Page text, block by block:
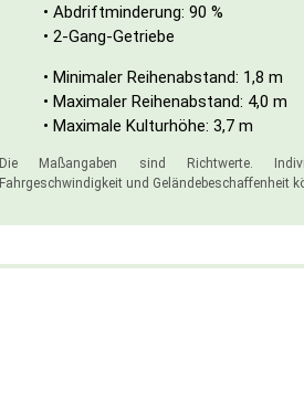
• Abdriftminderung: 90 %
• 2-Gang-Getriebe
• Minimaler Reihenabstand: 1,8 m
• Maximaler Reihenabstand: 4,0 m
• Maximale Kulturhöhe: 3,7 m
Die Maßangaben sind Richtwerte.
Fahrgeschwindigkeit und Geländebeschaffenheit